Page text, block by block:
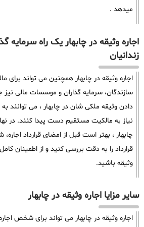
میدهد .
اجاره وثیقه در چابهار یک راه سرمایه
زندانیان
اجاره وثیقه در چابهار همچنین می تواند برای
سازندگان، سرمایه گذاران و موسسات مالی نیز
دادن وثیقه ملکی شان در چابهار ، می توانند
نیاز به مالکیت مستقیم دست پیدا کنند. در
چابهار ، بهتر است قبل از امضای قرارداد
قرارداد را به دقت بررسی کنید و از اطمینان کامل
وثیقه باشید.
سایر مزایا اجاره وثیقه در چابهار
اجاره وثیقه در چابهار می تواند برای شخص